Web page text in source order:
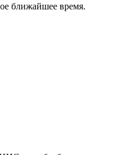
ближайшее время.